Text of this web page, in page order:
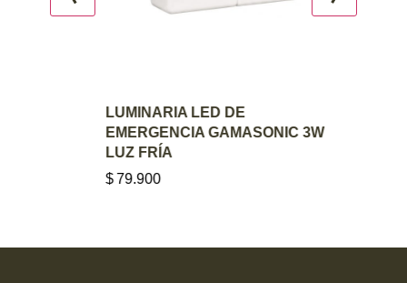
AGREGAR AL CARRITO
LUMINARIA LED DE
EMERGENCIA GAMASONIC 3W
LUZ FRÍA
79.900